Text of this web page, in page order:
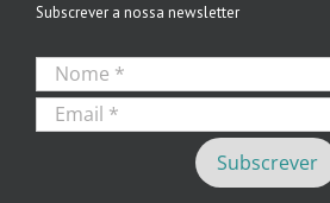
Subscrever a nossa newsletter